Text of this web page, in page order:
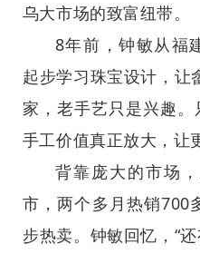
乌大市场的致富纽带。
8年前，钟敏从福
起步学习珠宝设计，让
家，老手艺只是兴趣
手工价值真正放大，让
背靠庞大的市场
市，两个多月热销700
步热卖。钟敏回忆，“